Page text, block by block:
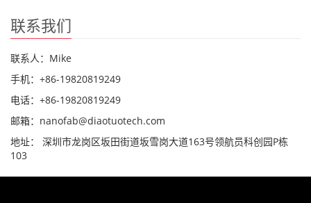
联系我们
联系人：Mike
手机：+86-19820819249
电话：+86-19820819249
邮箱：nanofab@diaotuotech.com
地址： 深圳市龙岗区坂田街道坂雪岗大道163号领航员科创园P栋
103